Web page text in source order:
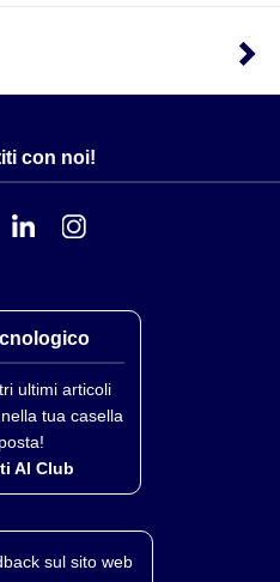
con noi!
ultimi articoli
tua casella
Al Club
sul sito web